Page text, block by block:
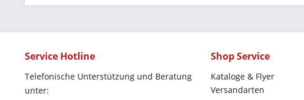
Service Hotline
Telefonische Unterstützung und Beratung
unter:
Shop Service
Kataloge & Flyer
Versandarten